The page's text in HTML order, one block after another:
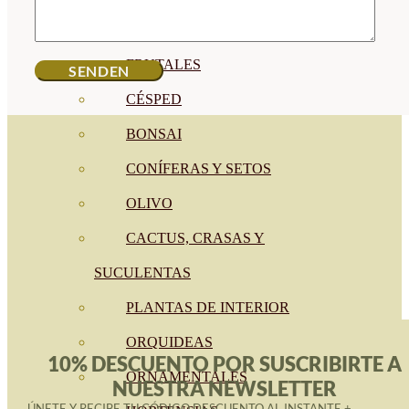
FRUTALES
CÉSPED
BONSAI
CONÍFERAS Y SETOS
OLIVO
CACTUS, CRASAS Y
SUCULENTAS
PLANTAS DE INTERIOR
ORQUIDEAS
ORNAMENTALES
10% DESCUENTO POR SUSCRIBIRTE A
NUESTRA NEWSLETTER